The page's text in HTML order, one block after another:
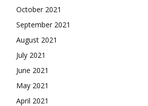
October 2021
September 2021
August 2021
July 2021
June 2021
May 2021
April 2021